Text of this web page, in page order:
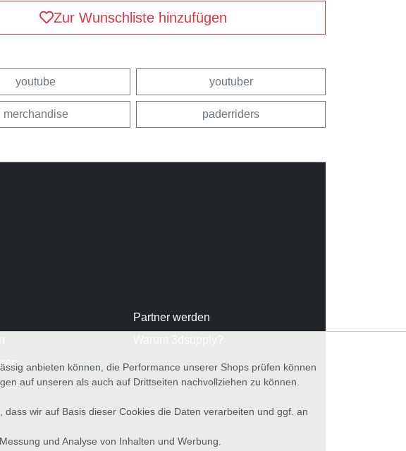
Zur Wunschliste hinzufügen
youtube youtuber
merchandise paderriders
Partner werden
anbieten können, die Performance unserer Shops prüfen können
auf unseren als auch auf Drittseiten nachvollziehen zu können.
wir auf Basis dieser Cookies die Daten verarbeiten und ggf. an
und Analyse von Inhalten und Werbung.